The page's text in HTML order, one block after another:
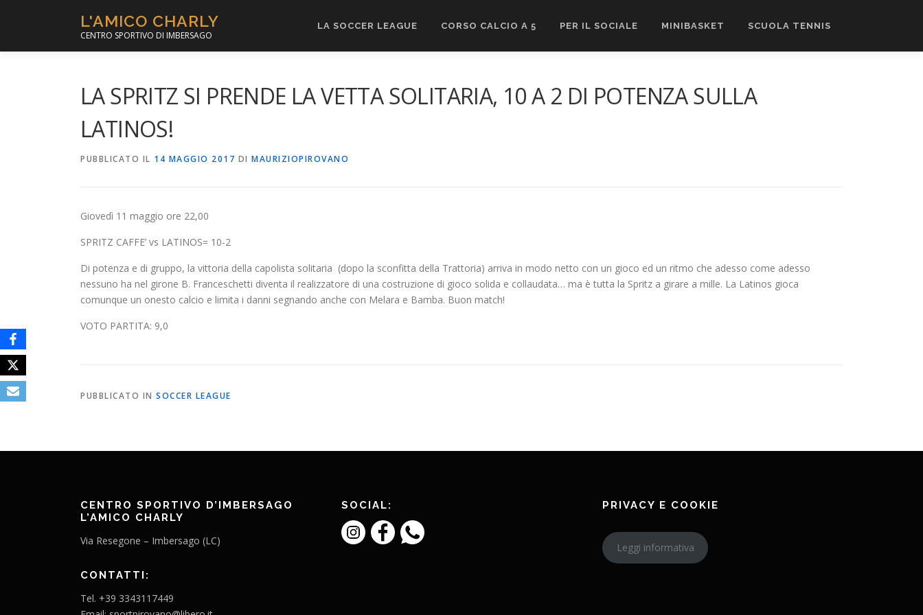
L'AMICO CHARLY
CENTRO SPORTIVO DI IMBERSAGO
LA SOCCER LEAGUE CORSO CALCIO A 5 PER IL SOCIALE MINIBASKET SCUOLA TENNIS
LA SPRITZ SI PRENDE LA VETTA SOLITARIA, 10 A 2 DI POTENZA SULLA
LATINOS!
PUBBLICATO IL 14 MAGGIO 2017 DI MAURIZIOPIROVANO
Giovedì 11 maggio ore 22,00
SPRITZ CAFFE’ vs LATINOS= 10-2
Di potenza e di gruppo, la vittoria della capolista solitaria (dopo la sconfitta della Trattoria) arriva in modo netto con un gioco ed un ritmo che adesso come adesso
nessuno ha nel girone B. Franceschetti diventa il realizzatore di una costruzione di gioco solida e collaudata… ma è tutta la Spritz a girare a mille. La Latinos gioca
comunque un onesto calcio e limita i danni segnando anche con Melara e Bamba. Buon match!
VOTO PARTITA: 9,0
PUBBLICATO IN SOCCER LEAGUE
CENTRO SPORTIVO D’IMBERSAGO
L’AMICO CHARLY
Via Resegone – Imbersago (LC)
CONTATTI:
Tel. +39 3343117449
SOCIAL: PRIVACY E COOKIE
Leggi informativa